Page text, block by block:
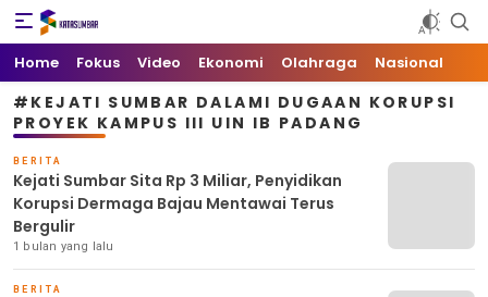
Kata Sumbar
Berita Sumbar Hari Ini
Home Fokus Video Ekonomi Olahraga Nasional
#KEJATI SUMBAR DALAMI DUGAAN KORUPSI
PROYEK KAMPUS III UIN IB PADANG
BERITA
Kejati Sumbar Sita Rp 3 Miliar, Penyidikan
Korupsi Dermaga Bajau Mentawai Terus
Bergulir
1 bulan yang lalu
BERITA